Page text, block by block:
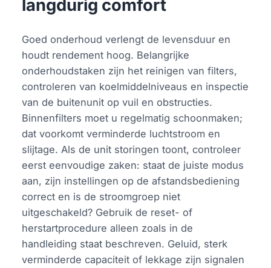
langdurig comfort
Goed onderhoud verlengt de levensduur en
houdt rendement hoog. Belangrijke
onderhoudstaken zijn het reinigen van filters,
controleren van koelmiddelniveaus en inspectie
van de buitenunit op vuil en obstructies.
Binnenfilters moet u regelmatig schoonmaken;
dat voorkomt verminderde luchtstroom en
slijtage. Als de unit storingen toont, controleer
eerst eenvoudige zaken: staat de juiste modus
aan, zijn instellingen op de afstandsbediening
correct en is de stroomgroep niet
uitgeschakeld? Gebruik de reset- of
herstartprocedure alleen zoals in de
handleiding staat beschreven. Geluid, sterk
verminderde capaciteit of lekkage zijn signalen